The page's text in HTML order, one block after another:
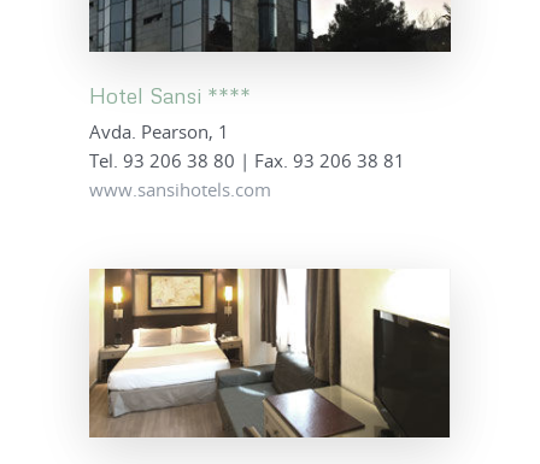
Hotel Sansi ****
Avda. Pearson, 1
Tel. 93 206 38 80 | Fax. 93 206 38 81
www.sansihotels.com